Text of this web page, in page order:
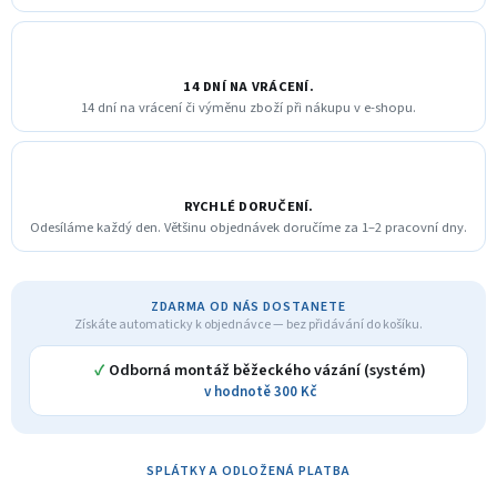
14 DNÍ NA VRÁCENÍ.
14 dní na vrácení či výměnu zboží při nákupu v e-shopu.
RYCHLÉ DORUČENÍ.
Odesíláme každý den. Většinu objednávek doručíme za 1–2 pracovní dny.
ZDARMA OD NÁS DOSTANETE
Získáte automaticky k objednávce — bez přidávání do košíku.
✓ Odborná montáž běžeckého vázání (systém)
v hodnotě 300 Kč
SPLÁTKY A ODLOŽENÁ PLATBA